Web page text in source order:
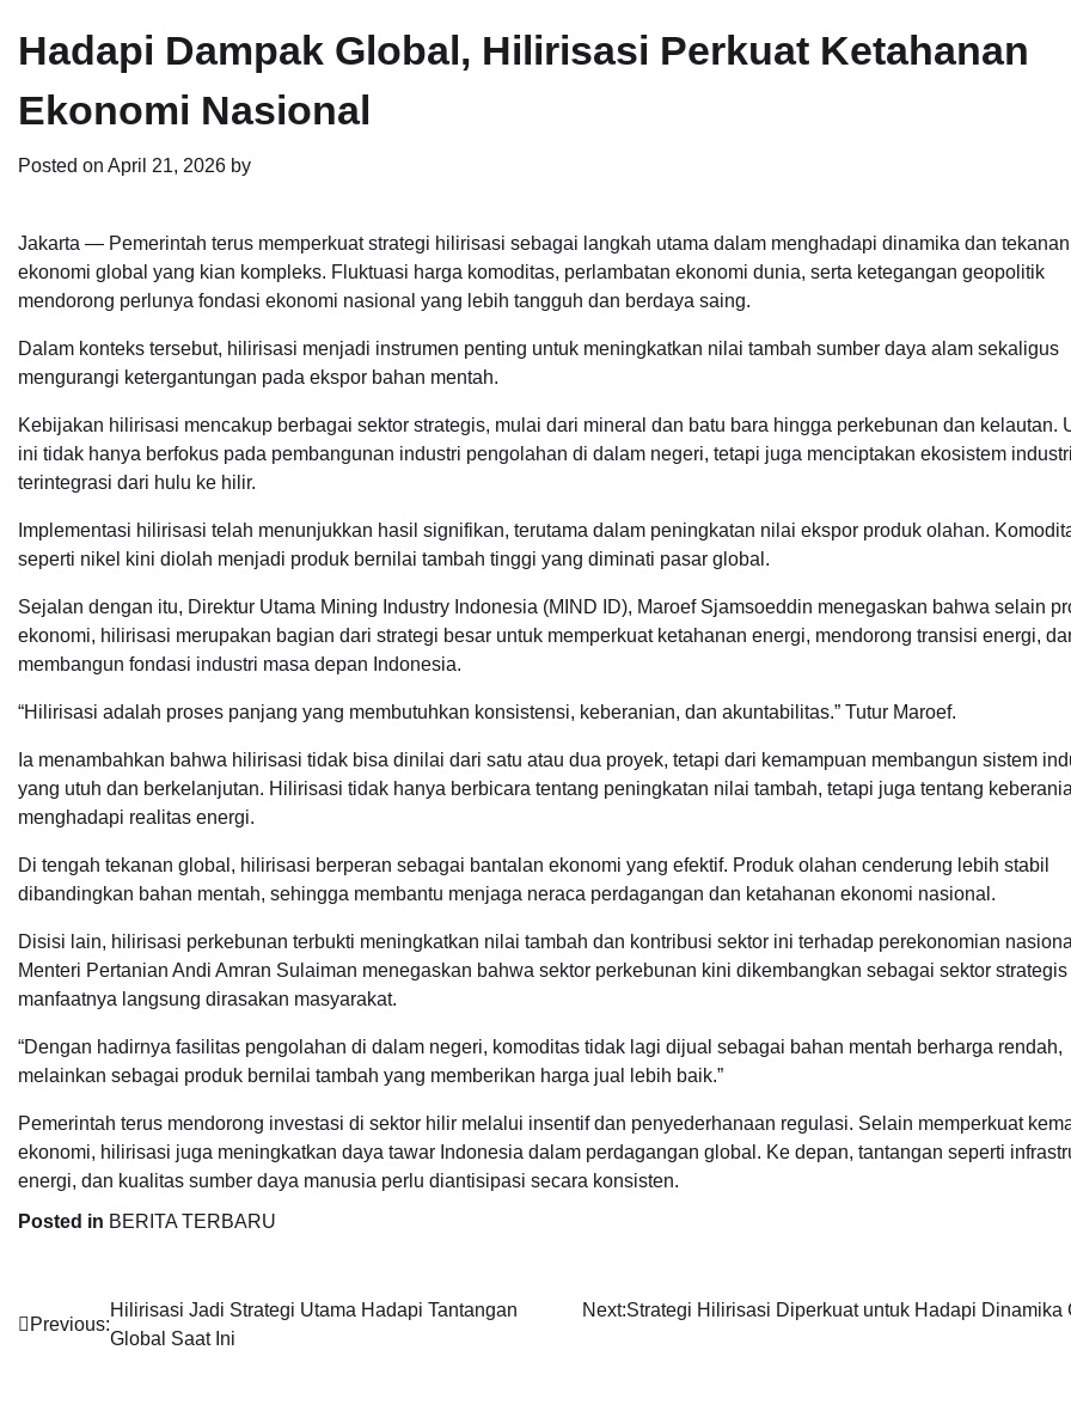
Hadapi Dampak Global, Hilirisasi Perkuat Ketahanan
Ekonomi Nasional
Posted on April 21, 2026 by
Jakarta — Pemerintah terus memperkuat strategi hilirisasi sebagai langkah utama dalam menghadapi dinamika dan tekanan
ekonomi global yang kian kompleks. Fluktuasi harga komoditas, perlambatan ekonomi dunia, serta ketegangan geopolitik
mendorong perlunya fondasi ekonomi nasional yang lebih tangguh dan berdaya saing.
Dalam konteks tersebut, hilirisasi menjadi instrumen penting untuk meningkatkan nilai tambah sumber daya alam sekaligus
mengurangi ketergantungan pada ekspor bahan mentah.
Kebijakan hilirisasi mencakup berbagai sektor strategis, mulai dari mineral dan batu bara hingga perkebunan dan kelautan.
ini tidak hanya berfokus pada pembangunan industri pengolahan di dalam negeri, tetapi juga menciptakan ekosistem
terintegrasi dari hulu ke hilir.
Implementasi hilirisasi telah menunjukkan hasil signifikan, terutama dalam peningkatan nilai ekspor produk olahan.
seperti nikel kini diolah menjadi produk bernilai tambah tinggi yang diminati pasar global.
Sejalan dengan itu, Direktur Utama Mining Industry Indonesia (MIND ID), Maroef Sjamsoeddin menegaskan bahwa selain
ekonomi, hilirisasi merupakan bagian dari strategi besar untuk memperkuat ketahanan energi, mendorong transisi energi,
membangun fondasi industri masa depan Indonesia.
“Hilirisasi adalah proses panjang yang membutuhkan konsistensi, keberanian, dan akuntabilitas.” Tutur Maroef.
Ia menambahkan bahwa hilirisasi tidak bisa dinilai dari satu atau dua proyek, tetapi dari kemampuan membangun sistem
yang utuh dan berkelanjutan. Hilirisasi tidak hanya berbicara tentang peningkatan nilai tambah, tetapi juga tentang
menghadapi realitas energi.
Di tengah tekanan global, hilirisasi berperan sebagai bantalan ekonomi yang efektif. Produk olahan cenderung lebih stabil
dibandingkan bahan mentah, sehingga membantu menjaga neraca perdagangan dan ketahanan ekonomi nasional.
Disisi lain, hilirisasi perkebunan terbukti meningkatkan nilai tambah dan kontribusi sektor ini terhadap perekonomian
Menteri Pertanian Andi Amran Sulaiman menegaskan bahwa sektor perkebunan kini dikembangkan sebagai sektor strategis
manfaatnya langsung dirasakan masyarakat.
“Dengan hadirnya fasilitas pengolahan di dalam negeri, komoditas tidak lagi dijual sebagai bahan mentah berharga rendah,
melainkan sebagai produk bernilai tambah yang memberikan harga jual lebih baik.”
Pemerintah terus mendorong investasi di sektor hilir melalui insentif dan penyederhanaan regulasi. Selain memperkuat
ekonomi, hilirisasi juga meningkatkan daya tawar Indonesia dalam perdagangan global. Ke depan, tantangan seperti
energi, dan kualitas sumber daya manusia perlu diantisipasi secara konsisten.
Posted in BERITA TERBARU
Navigasi
Previous:
Hilirisasi Jadi Strategi Utama Hadapi Tantangan
Global Saat Ini
Next:Strategi Hilirisasi Diperkuat untuk Hadapi Dinamika